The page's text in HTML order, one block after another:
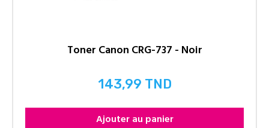
Toner Canon CRG-737 - Noir
Prix
143,99 TND
Ajouter au panier